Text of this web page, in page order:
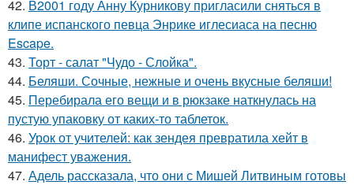
42. В2001 году Анну Курникову пригласили сняться в
клипе испанского певца Энрике иглесиаса на песню
Escape.
43. Торт - салат "Чудо - Слойка".
44. Беляши. Сочные, нежные и очень вкусные беляши!
45. Перебирала его вещи и в рюкзаке наткнулась на
пустую упаковку от каких-то таблеток.
46. Урок от учителей: как зендея превратила хейт в
манифест уважения.
47. Адель рассказала, что они с Мишей Литвиным готовы